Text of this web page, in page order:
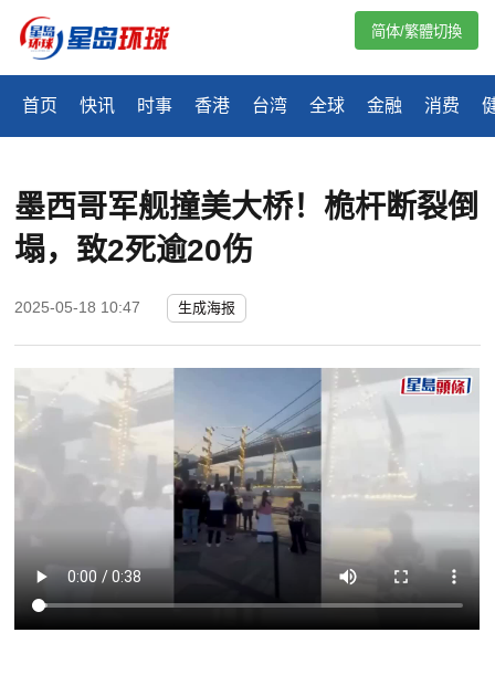
首页 快讯 时事 香港 台湾 全球 金融 消费
简体/繁體切換
墨西哥军舰撞美大桥！桅杆断裂倒
塌，致2死逾20伤
2025-05-18 10:47 生成海报